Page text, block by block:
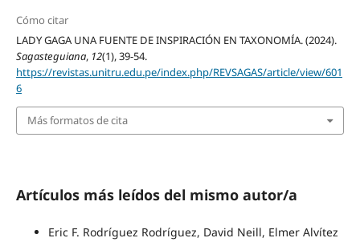
Cómo citar
LADY GAGA UNA FUENTE DE INSPIRACIÓN EN TAXONOMÍA. (2024).
Sagasteguiana, 12(1), 39-54.
https://revistas.unitru.edu.pe/index.php/REVSAGAS/article/view/601
6
Más formatos de cita
Artículos más leídos del mismo autor/a
Eric F. Rodríguez Rodríguez, David Neill, Elmer Alvítez